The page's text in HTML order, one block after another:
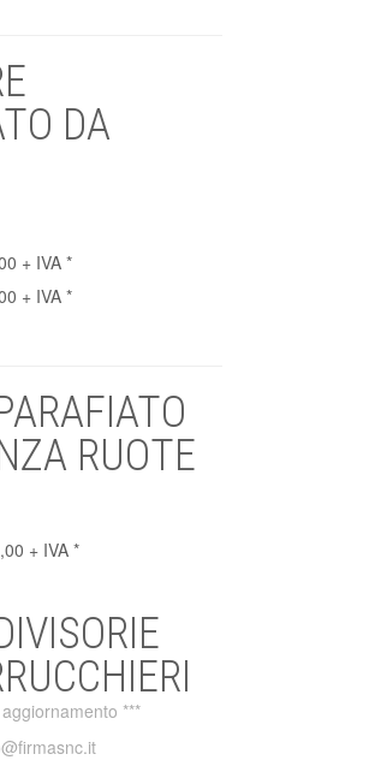
DA
+ IVA *
+ IVA *
RUOTE
+ IVA *
***